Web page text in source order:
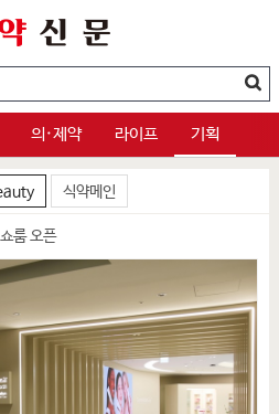
의·제약 라이프 기획
식약메인
룸 오픈